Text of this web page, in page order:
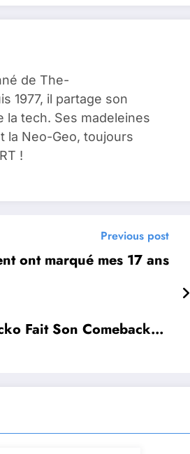
de The-
1977, il partage son
la tech. Ses madeleines
la Neo-Geo, toujours
!
Previous post
ont marqué mes 17 ans
Fait Son Comeback…